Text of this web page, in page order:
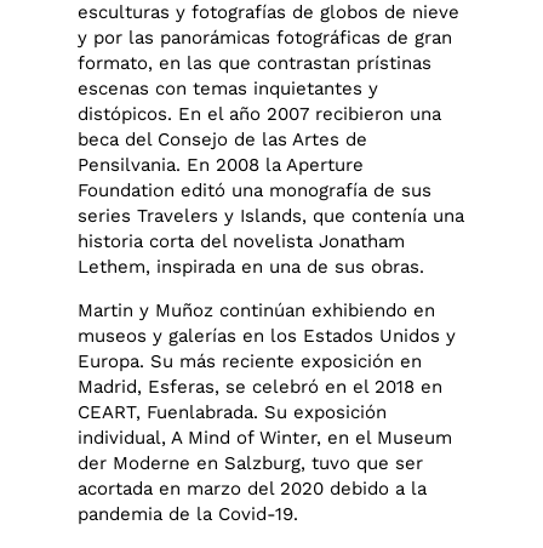
esculturas y fotografías de globos de nieve
y por las panorámicas fotográficas de gran
formato, en las que contrastan prístinas
escenas con temas inquietantes y
distópicos. En el año 2007 recibieron una
beca del Consejo de las Artes de
Pensilvania. En 2008 la Aperture
Foundation editó una monografía de sus
series Travelers y Islands, que contenía una
historia corta del novelista Jonatham
Lethem, inspirada en una de sus obras.
Martin y Muñoz continúan exhibiendo en
museos y galerías en los Estados Unidos y
Europa. Su más reciente exposición en
Madrid, Esferas, se celebró en el 2018 en
CEART, Fuenlabrada. Su exposición
individual, A Mind of Winter, en el Museum
der Moderne en Salzburg, tuvo que ser
acortada en marzo del 2020 debido a la
pandemia de la Covid-19.